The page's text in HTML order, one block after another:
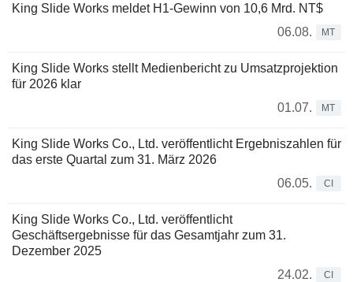
King Slide Works meldet H1-Gewinn von 10,6 Mrd. NT$
06.08.
MT
King Slide Works stellt Medienbericht zu Umsatzprojektion
für 2026 klar
01.07.
MT
King Slide Works Co., Ltd. veröffentlicht Ergebniszahlen für
das erste Quartal zum 31. März 2026
06.05.
CI
King Slide Works Co., Ltd. veröffentlicht
Geschäftsergebnisse für das Gesamtjahr zum 31.
Dezember 2025
24.02.
CI